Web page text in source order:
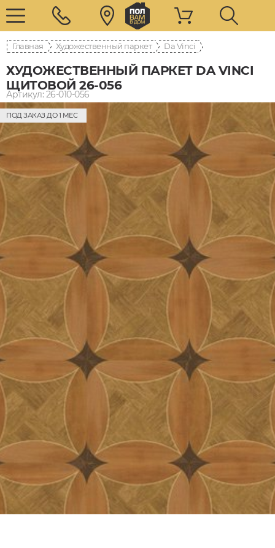
Главная Художественный паркет Da Vinci
ХУДОЖЕСТВЕННЫЙ ПАРКЕТ DA VINCI
ЩИТОВОЙ 26-056
Артикул: 26-010-056
ПОД ЗАКАЗ ДО 1 МЕС